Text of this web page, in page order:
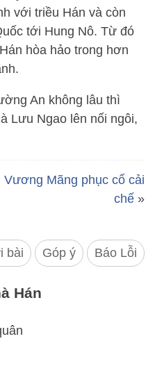
với triều Hán và còn
tới Hung Nô. Từ đó
hòa hảo trong hơn
An không lâu thì
Lưu Ngao lên nối ngôi,
Vương Mãng phục cổ cải
chế »
bài Góp ý Báo Lỗi
Hán